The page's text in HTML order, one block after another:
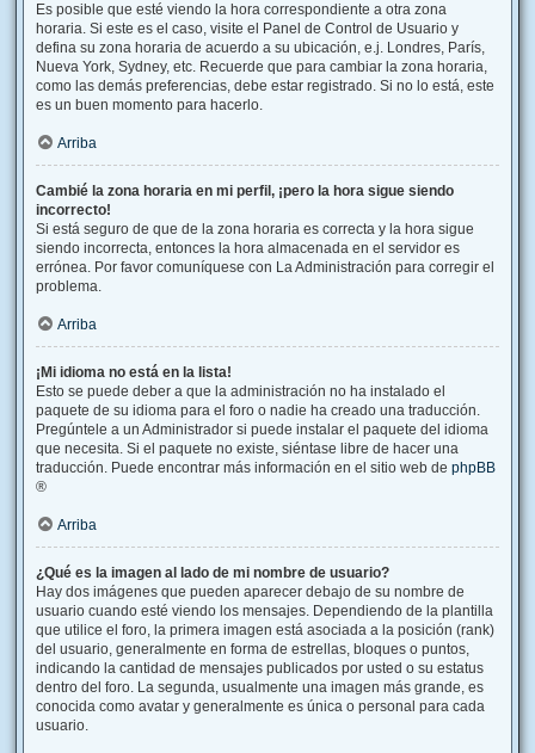
Es posible que esté viendo la hora correspondiente a otra zona
horaria. Si este es el caso, visite el Panel de Control de Usuario y
defina su zona horaria de acuerdo a su ubicación, e.j. Londres, París,
Nueva York, Sydney, etc. Recuerde que para cambiar la zona horaria,
como las demás preferencias, debe estar registrado. Si no lo está, este
es un buen momento para hacerlo.
Arriba
Cambié la zona horaria en mi perfil, ¡pero la hora sigue siendo
incorrecto!
Si está seguro de que de la zona horaria es correcta y la hora sigue
siendo incorrecta, entonces la hora almacenada en el servidor es
errónea. Por favor comuníquese con La Administración para corregir el
problema.
Arriba
¡Mi idioma no está en la lista!
Esto se puede deber a que la administración no ha instalado el
paquete de su idioma para el foro o nadie ha creado una traducción.
Pregúntele a un Administrador si puede instalar el paquete del idioma
que necesita. Si el paquete no existe, siéntase libre de hacer una
traducción. Puede encontrar más información en el sitio web de phpBB
®
Arriba
¿Qué es la imagen al lado de mi nombre de usuario?
Hay dos imágenes que pueden aparecer debajo de su nombre de
usuario cuando esté viendo los mensajes. Dependiendo de la plantilla
que utilice el foro, la primera imagen está asociada a la posición (rank)
del usuario, generalmente en forma de estrellas, bloques o puntos,
indicando la cantidad de mensajes publicados por usted o su estatus
dentro del foro. La segunda, usualmente una imagen más grande, es
conocida como avatar y generalmente es única o personal para cada
usuario.